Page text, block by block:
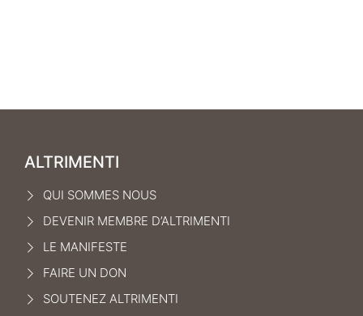
ALTRIMENTI
QUI SOMMES NOUS
DEVENIR MEMBRE D’ALTRIMENTI
LE MANIFESTE
FAIRE UN DON
SOUTENEZ ALTRIMENTI